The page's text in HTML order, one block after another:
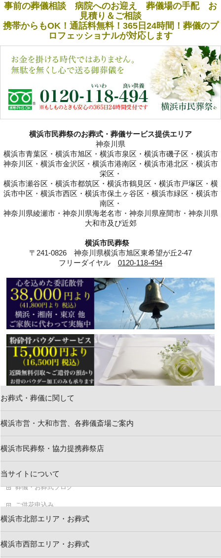
事前の葬儀相談 病院へのお迎え 葬儀場の手配 お
見積り＆ご相談
携帯からもOK！通話料無料！365日24時間！葬儀のプ
ロフェッショナルが対応します
横浜市民葬祭のお葬式・葬儀サービス提供エリア
神奈川県
横浜市青葉区・横浜市旭区・横浜市泉区・横浜市磯子区・横浜市
神奈川区・横浜市金沢区・横浜市港南区・横浜市港北区・横浜市
栄区・
横浜市瀬谷区・横浜市都筑区・横浜市鶴見区・横浜市戸塚区・横
浜市中区・横浜市西区・横浜市保土ヶ谷区・横浜市緑区・横浜市
南区・
神奈川県綾瀬市・神奈川県海老名市・神奈川県座間市・神奈川県
大和市及び近郊
横浜市民葬祭
〒241-0826 神奈川県横浜市旭区東希望が丘2-47
フリーダイヤル 0120-118-494
お葬式・葬儀に関して
横浜市営・大和市営、各葬儀斎場ご案内
横浜市民葬祭・協力提携葬祭店
当サイトについて
横浜市北部エリア・お葬式
横浜市西部エリア・お葬式
求人情報・葬祭スタッフ
葬儀・お葬式ブログ
ご供花申込み
横浜市民葬祭 葬儀資料
キャンセルポリシー